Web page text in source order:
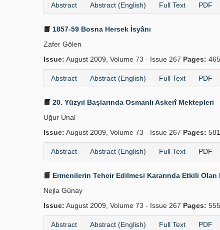
Abstract Abstract (English) Full Text PDF
1857-59 Bosna Hersek İsyânı
Zafer Gölen
Issue: August 2009, Volume 73 - Issue 267 Pages:
Abstract Abstract (English) Full Text PDF
20. Yüzyıl Başlarında Osmanlı Askerî Mektepleri
Uğur Ünal
Issue: August 2009, Volume 73 - Issue 267 Pages:
Abstract Abstract (English) Full Text PDF
Ermenilerin Tehcir Edilmesi Kararında Etkili
Nejla Günay
Issue: August 2009, Volume 73 - Issue 267 Pages:
Abstract Abstract (English) Full Text PDF